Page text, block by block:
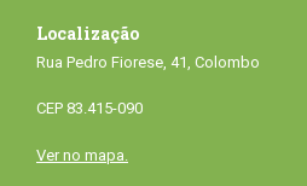
Localização
Rua Pedro Fiorese, 41, Colombo
CEP 83.415-090
Ver no mapa.